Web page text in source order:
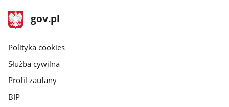
stopka
gov.pl
Strona
gov.pl
gov.pl
Polityka cookies
Służba cywilna
Profil zaufany
BIP